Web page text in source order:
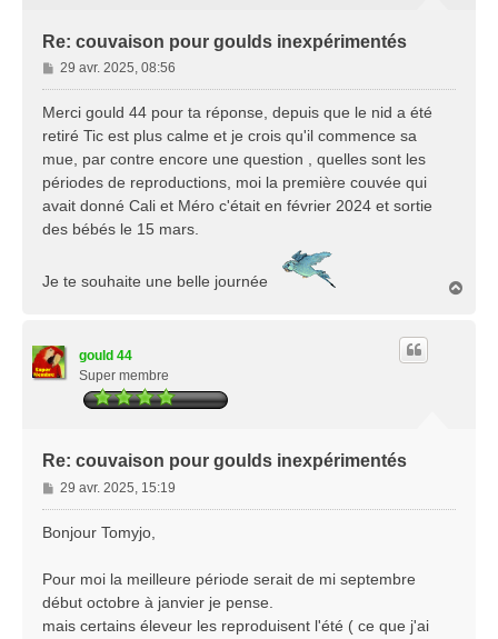
Re: couvaison pour goulds inexpérimentés
M
e
s
g
e
29 avr. 2025, 08:56
Merci gould 44 pour ta réponse, depuis que le nid a été
retiré Tic est plus calme et je crois qu'il commence sa
mue, par contre encore une question , quelles sont les
périodes de reproductions, moi la première couvée qui
avait donné Cali et Méro c'était en février 2024 et sortie
des bébés le 15 mars.
Je te souhaite une belle journée
gould 44
Super membre
Re: couvaison pour goulds inexpérimentés
M
e
s
g
e
29 avr. 2025, 15:19
Bonjour Tomyjo,
Pour moi la meilleure période serait de mi septembre
début octobre à janvier je pense.
mais certains éleveur les reproduisent l'été ( ce que j'ai